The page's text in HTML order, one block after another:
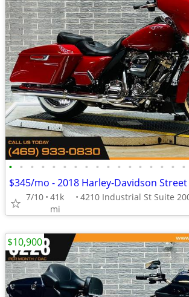
• • • • • • • • • • • • • • • • •
$345/mo - 2018 Harley-Davidson Street
7/10 41k
mi
$10,900